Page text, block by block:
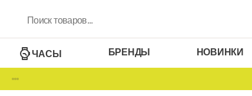
ЧАСЫ БРЕНДЫ НОВИНКИ